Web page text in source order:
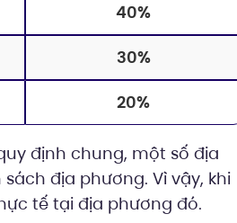
40%
30%
20%
định chung, một số địa
địa phương. Vì vậy, khi
tế tại địa phương đó.